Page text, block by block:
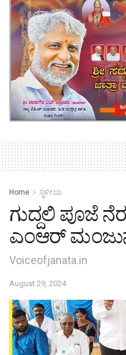
Home ಸ್ಥಳೀಯ
ಗುದ್ದಲಿ ಪೂಜೆ
ಎಂಆರ್
Voiceofjanata.in
August 29, 2024